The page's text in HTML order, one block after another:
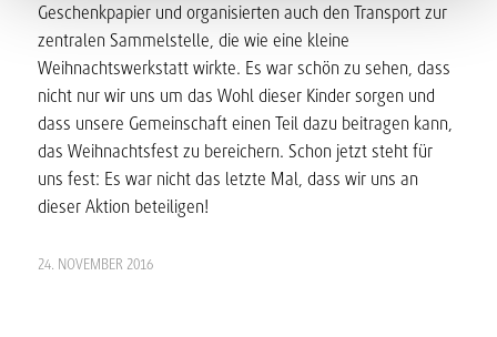
Geschenkpapier und organisierten auch den Transport zur
zentralen Sammelstelle, die wie eine kleine
Weihnachtswerkstatt wirkte. Es war schön zu sehen, dass
nicht nur wir uns um das Wohl dieser Kinder sorgen und
dass unsere Gemeinschaft einen Teil dazu beitragen kann,
das Weihnachtsfest zu bereichern. Schon jetzt steht für
uns fest: Es war nicht das letzte Mal, dass wir uns an
dieser Aktion beteiligen!
24. NOVEMBER 2016